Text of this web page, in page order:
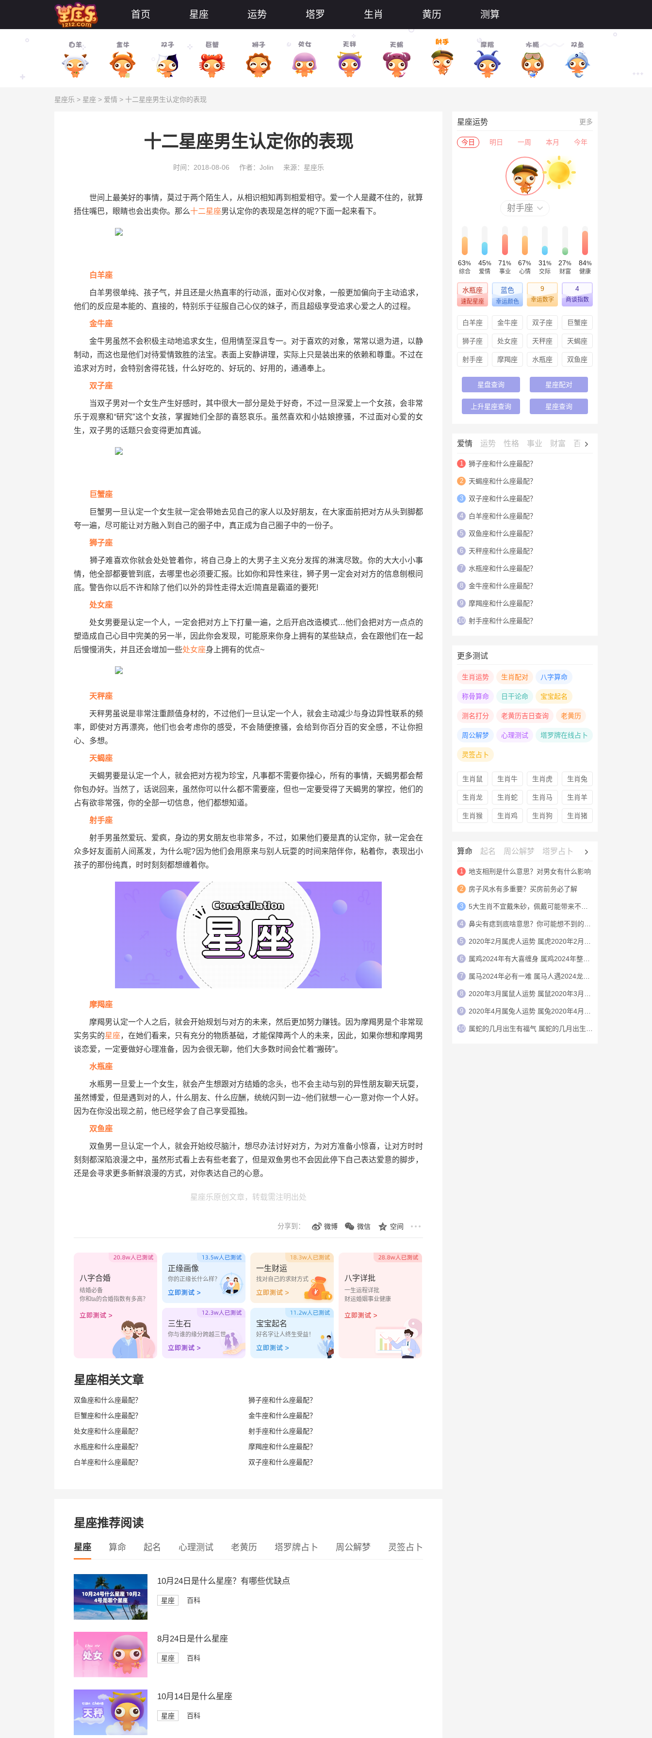
首页 星座 运势 塔罗 生肖 黄历 测算
星座乐 > 星座 > 爱情 > 十二星座男生认定你的表现
十二星座男生认定你的表现
时间：2018-08-06 作者：Jolin 来源：星座乐
世间上最美好的事情，莫过于两个陌生人，从相识相知再到相爱相守。爱一个人是藏不住的，就算
捂住嘴巴，眼睛也会出卖你。那么十二星座男认定你的表现是怎样的呢?下面一起来看下。
白羊座
白羊男很单纯、孩子气，并且还是火热直率的行动派，面对心仪对象，一般更加偏向于主动追求，
他们的反应是本能的、直接的，特别乐于征服自己心仪的妹子，而且超级享受追求心爱之人的过程。
金牛座
金牛男虽然不会积极主动地追求女生，但用情至深且专一。对于喜欢的对象，常常以退为进，以静
制动，而这也是他们对待爱情致胜的法宝。表面上安静讲理，实际上只是装出来的依赖和尊重。不过在
追求对方时，会特别舍得花钱，什么好吃的、好玩的、好用的，通通奉上。
双子座
当双子男对一个女生产生好感时，其中很大一部分是处于好奇，不过一旦深爱上一个女孩，会非常
乐于观察和“研究”这个女孩，掌握她们全部的喜怒哀乐。虽然喜欢和小姑娘撩骚，不过面对心爱的女
生，双子男的话题只会变得更加真诚。
巨蟹座
巨蟹男一旦认定一个女生就一定会带她去见自己的家人以及好朋友，在大家面前把对方从头到脚都
夸一遍，尽可能让对方融入到自己的圈子中，真正成为自己圈子中的一份子。
狮子座
狮子难喜欢你就会处处管着你，将自己身上的大男子主义充分发挥的淋漓尽致。你的大大小小事
情，他全部都要管到底，去哪里也必须要汇报。比如你和异性来往，狮子男一定会对对方的信息刨根问
底。警告你以后不许和除了他们以外的异性走得太近!简直是霸道的要死!
处女座
处女男要是认定一个人，一定会把对方上下打量一遍，之后开启改造模式…他们会把对方一点点的
塑造成自己心目中完美的另一半，因此你会发现，可能原来你身上拥有的某些缺点，会在跟他们在一起
后慢慢消失，并且还会增加一些处女座身上拥有的优点~
天秤座
天秤男虽说是非常注重颜值身材的，不过他们一旦认定一个人，就会主动减少与身边异性联系的频
率，即使对方再漂亮，他们也会考虑你的感受，不会随便撩骚，会给到你百分百的安全感，不让你担
心、多想。
天蝎座
天蝎男要是认定一个人，就会把对方视为珍宝，凡事都不需要你操心，所有的事情，天蝎男都会帮
你包办好。当然了，话说回来，虽然你可以什么都不需要座，但也一定要受得了天蝎男的掌控，他们的
占有欲非常强，你的全部一切信息，他们都想知道。
射手座
射手男虽然爱玩、爱疯，身边的男女朋友也非常多，不过，如果他们要是真的认定你，就一定会在
众多好友面前人间蒸发，为什么呢?因为他们会用原来与别人玩耍的时间来陪伴你，粘着你，表现出小
孩子的那份纯真，时时刻刻都想缠着你。
摩羯座
摩羯男认定一个人之后，就会开始规划与对方的未来，然后更加努力赚钱。因为摩羯男是个非常现
实务实的星座，在她们看来，只有充分的物质基础，才能保障两个人的未来，因此，如果你想和摩羯男
谈恋爱，一定要做好心理准备，因为会很无聊，他们大多数时间会忙着“搬砖”。
水瓶座
水瓶男一旦爱上一个女生，就会产生想跟对方结婚的念头，也不会主动与别的异性朋友聊天玩耍，
虽然博爱，但是遇到对的人，什么朋友、什么应酬，统统闪到一边~他们就想一心一意对你一个人好。
因为在你没出现之前，他已经学会了自己享受孤独。
双鱼座
双鱼男一旦认定一个人，就会开始绞尽脑汁，想尽办法讨好对方，为对方准备小惊喜，让对方时时
刻刻都深陷浪漫之中，虽然形式看上去有些老套了，但是双鱼男也不会因此停下自己表达爱意的脚步，
还是会寻求更多新鲜浪漫的方式，对你表达自己的心意。
星座乐原创文章，转载需注明出处
分享到： 微博 微信 空间
八字合婚
结婚必备
你和ta的合婚指数有多高？
正缘画像
你的正缘长什么样？
一生财运
找对自己的求财方式
三生石
你与谁的缘分跨越三世
宝宝起名
好名字让人终生受益！
八字详批
一生运程详批
财运婚姻事业健康
星座相关文章
双鱼座和什么座最配？
狮子座和什么座最配？
巨蟹座和什么座最配？
金牛座和什么座最配？
处女座和什么座最配？
射手座和什么座最配？
水瓶座和什么座最配？
摩羯座和什么座最配？
白羊座和什么座最配？
双子座和什么座最配？
星座推荐阅读
星座 算命 起名 心理测试 老黄历 塔罗牌占卜 周公解梦 灵签占卜
10月24日是什么星座？有哪些优缺点
星座 百科
8月24日是什么星座
星座 百科
10月14日是什么星座
星座 百科
星座运势 更多
今日 明日 一周 本月 今年
射手座
63%
综合
45%
爱情
71%
事业
67%
心情
31 %
交际
27%
财富
84%
健康
水瓶座
速配星座
蓝色
幸运颜色
9
幸运数字
4
商谈指数
白羊座 金牛座 双子座 巨蟹座
狮子座 处女座 天秤座 天蝎座
射手座 摩羯座 水瓶座 双鱼座
星盘查询 星座配对
上升星座查询 星座查询
爱情 运势 性格 事业 财富 百科
1 狮子座和什么座最配？
2 天蝎座和什么座最配？
3 双子座和什么座最配？
4 白羊座和什么座最配？
5 双鱼座和什么座最配？
6 天秤座和什么座最配？
7 水瓶座和什么座最配？
8 金牛座和什么座最配？
9 摩羯座和什么座最配？
10 射手座和什么座最配？
更多测试
生肖运势 生肖配对 八字算命
称骨算命 日干论命 宝宝起名
测名打分 老黄历吉日查询 老黄历
周公解梦 心理测试 塔罗牌在线占卜
灵签占卜
生肖鼠 生肖牛 生肖虎 生肖兔
生肖龙 生肖蛇 生肖马 生肖羊
生肖猴 生肖鸡 生肖狗 生肖猪
算命 起名 周公解梦 塔罗占卜 心理测试
1 地支相刑是什么意思？对男女有什么影响
2 房子风水有多重要？买房前务必了解
3 5大生肖不宜戴朱砂，佩戴可能带来不利影响
4 鼻尖有痣到底啥意思？你可能想不到的财运玄机
5 2020年2月属虎人运势 属虎2020年2月运程
6 属鸡2024年有大喜缠身 属鸡2024年整体运势
7 属马2024年必有一难 属马人遇2024龙年运气如何
8 2020年3月属鼠人运势 属鼠2020年3月运程
9 2020年4月属兔人运势 属兔2020年4月运程
10 属蛇的几月出生有福气 属蛇的几月出生上等命